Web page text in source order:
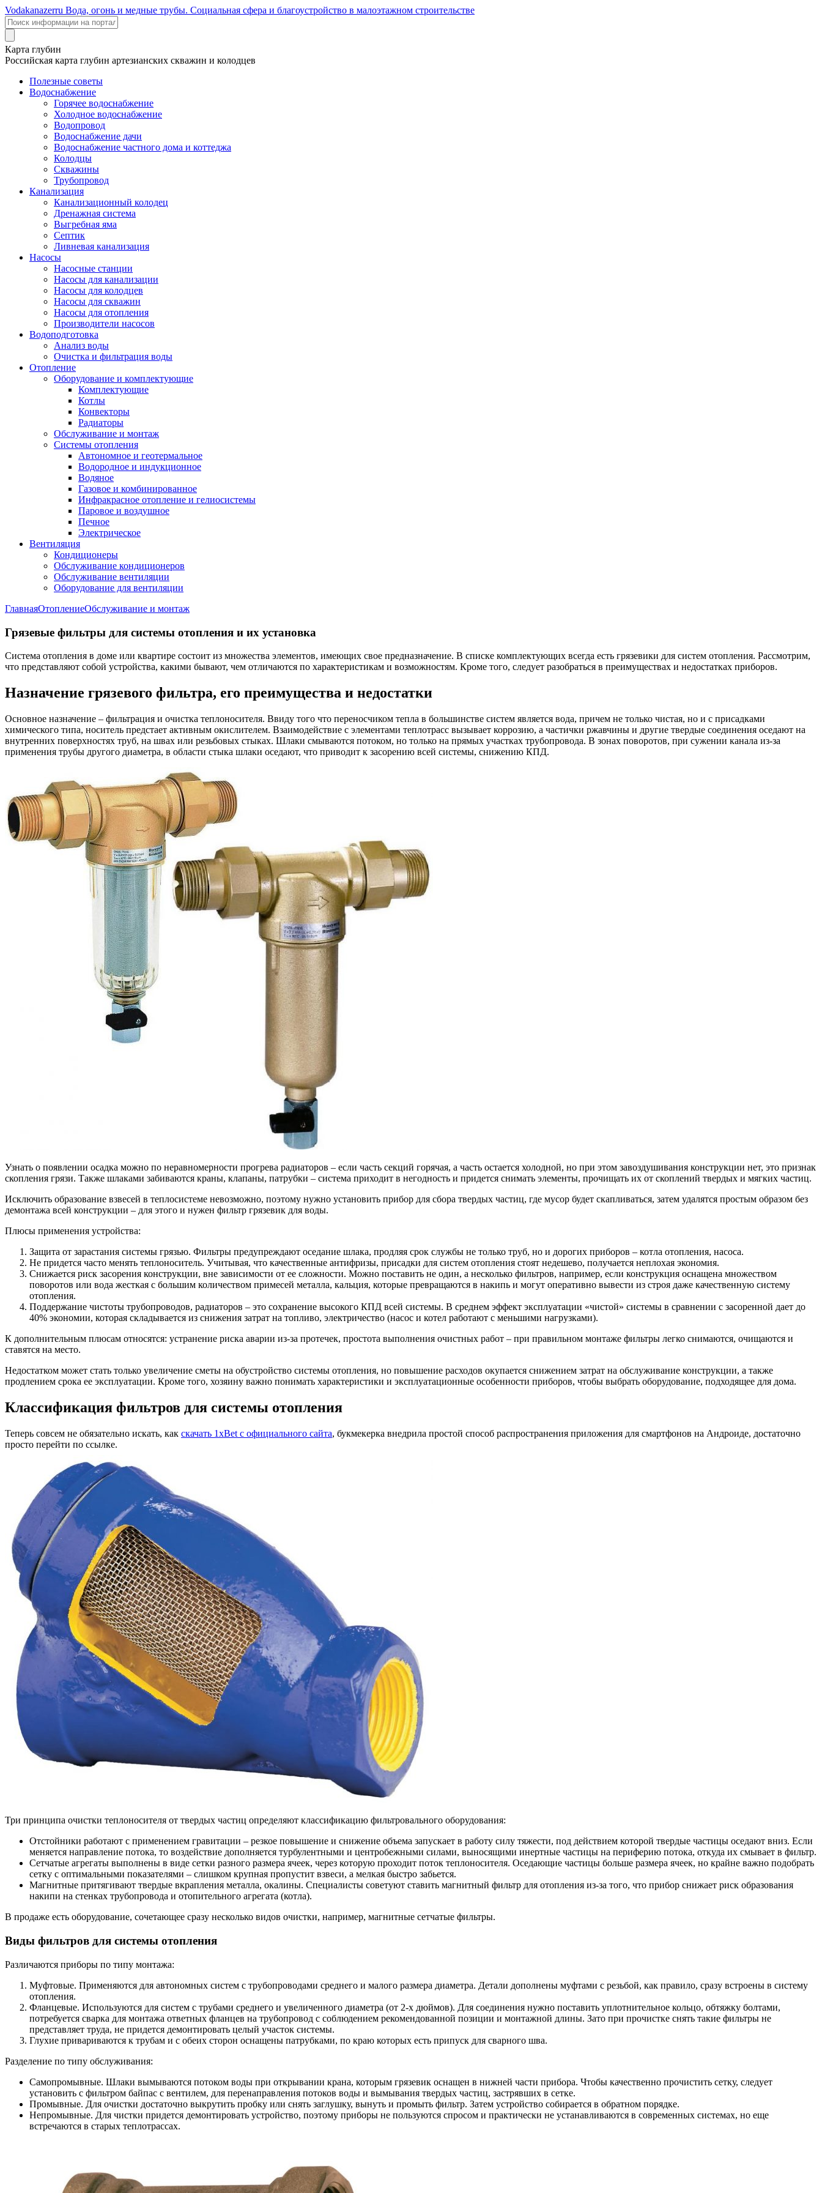
Vodakanazerru Вода, огонь и медные трубы. Социальная сфера и благоустройство в малоэтажном строительстве
Карта глубин
Российская карта глубин артезианских скважин и колодцев
Полезные советы
Водоснабжение
Горячее водоснабжение
Холодное водоснабжение
Водопровод
Водоснабжение дачи
Водоснабжение частного дома и коттеджа
Колодцы
Скважины
Трубопровод
Канализация
Канализационный колодец
Дренажная система
Выгребная яма
Септик
Ливневая канализация
Насосы
Насосные станции
Насосы для канализации
Насосы для колодцев
Насосы для скважин
Насосы для отопления
Производители насосов
Водоподготовка
Анализ воды
Очистка и фильтрация воды
Отопление
Оборудование и комплектующие
Комплектующие
Котлы
Конвекторы
Радиаторы
Обслуживание и монтаж
Системы отопления
Автономное и геотермальное
Водородное и индукционное
Водяное
Газовое и комбинированное
Инфракрасное отопление и гелиосистемы
Паровое и воздушное
Печное
Электрическое
Вентиляция
Кондиционеры
Обслуживание кондиционеров
Обслуживание вентиляции
Оборудование для вентиляции
ГлавнаяОтоплениеОбслуживание и монтаж
Грязевые фильтры для системы отопления и их установка
Система отопления в доме или квартире состоит из множества элементов, имеющих свое предназначение. В списке комплектующих всегда есть грязевики для систем отопления. Рассмотрим,
что представляют собой устройства, какими бывают, чем отличаются по характеристикам и возможностям. Кроме того, следует разобраться в преимуществах и недостатках приборов.
Назначение грязевого фильтра, его преимущества и недостатки
Основное назначение – фильтрация и очистка теплоносителя. Ввиду того что переносчиком тепла в большинстве систем является вода, причем не только чистая, но и с присадками
химического типа, носитель предстает активным окислителем. Взаимодействие с элементами теплотрасс вызывает коррозию, а частички ржавчины и другие твердые соединения оседают на
внутренних поверхностях труб, на швах или резьбовых стыках. Шлаки смываются потоком, но только на прямых участках трубопровода. В зонах поворотов, при сужении канала из-за
применения трубы другого диаметра, в области стыка шлаки оседают, что приводит к засорению всей системы, снижению КПД.
Узнать о появлении осадка можно по неравномерности прогрева радиаторов – если часть секций горячая, а часть остается холодной, но при этом завоздушивания конструкции нет, это признак
скопления грязи. Также шлаками забиваются краны, клапаны, патрубки – система приходит в негодность и придется снимать элементы, прочищать их от скоплений твердых и мягких частиц.
Исключить образование взвесей в теплосистеме невозможно, поэтому нужно установить прибор для сбора твердых частиц, где мусор будет скапливаться, затем удалятся простым образом без
демонтажа всей конструкции – для этого и нужен фильтр грязевик для воды.
Плюсы применения устройства:
Защита от зарастания системы грязью. Фильтры предупреждают оседание шлака, продляя срок службы не только труб, но и дорогих приборов – котла отопления, насоса.
Не придется часто менять теплоноситель. Учитывая, что качественные антифризы, присадки для систем отопления стоят недешево, получается неплохая экономия.
Снижается риск засорения конструкции, вне зависимости от ее сложности. Можно поставить не один, а несколько фильтров, например, если конструкция оснащена множеством
поворотов или вода жесткая с большим количеством примесей металла, кальция, которые превращаются в накипь и могут оперативно вывести из строя даже качественную систему
отопления.
Поддержание чистоты трубопроводов, радиаторов – это сохранение высокого КПД всей системы. В среднем эффект эксплуатации «чистой» системы в сравнении с засоренной дает до
40% экономии, которая складывается из снижения затрат на топливо, электричество (насос и котел работают с меньшими нагрузками).
К дополнительным плюсам относятся: устранение риска аварии из-за протечек, простота выполнения очистных работ – при правильном монтаже фильтры легко снимаются, очищаются и
ставятся на место.
Недостатком может стать только увеличение сметы на обустройство системы отопления, но повышение расходов окупается снижением затрат на обслуживание конструкции, а также
продлением срока ее эксплуатации. Кроме того, хозяину важно понимать характеристики и эксплуатационные особенности приборов, чтобы выбрать оборудование, подходящее для дома.
Классификация фильтров для системы отопления
Теперь совсем не обязательно искать, как скачать 1xBet с официального сайта, букмекерка внедрила простой способ распространения приложения для смартфонов на Андроиде, достаточно
просто перейти по ссылке.
Три принципа очистки теплоносителя от твердых частиц определяют классификацию фильтровального оборудования:
Отстойники работают с применением гравитации – резкое повышение и снижение объема запускает в работу силу тяжести, под действием которой твердые частицы оседают вниз. Если
меняется направление потока, то воздействие дополняется турбулентными и центробежными силами, выносящими инертные частицы на периферию потока, откуда их смывает в фильтр.
Сетчатые агрегаты выполнены в виде сетки разного размера ячеек, через которую проходит поток теплоносителя. Оседающие частицы больше размера ячеек, но крайне важно подобрать
сетку с оптимальными показателями – слишком крупная пропустит взвеси, а мелкая быстро забьется.
Магнитные притягивают твердые вкрапления металла, окалины. Специалисты советуют ставить магнитный фильтр для отопления из-за того, что прибор снижает риск образования
накипи на стенках трубопровода и отопительного агрегата (котла).
В продаже есть оборудование, сочетающее сразу несколько видов очистки, например, магнитные сетчатые фильтры.
Виды фильтров для системы отопления
Различаются приборы по типу монтажа:
Муфтовые. Применяются для автономных систем с трубопроводами среднего и малого размера диаметра. Детали дополнены муфтами с резьбой, как правило, сразу встроены в систему
отопления.
Фланцевые. Используются для систем с трубами среднего и увеличенного диаметра (от 2-х дюймов). Для соединения нужно поставить уплотнительное кольцо, обтяжку болтами,
потребуется сварка для монтажа ответных фланцев на трубопровод с соблюдением рекомендованной позиции и монтажной длины. Зато при прочистке снять такие фильтры не
представляет труда, не придется демонтировать целый участок системы.
Глухие привариваются к трубам и с обеих сторон оснащены патрубками, по краю которых есть припуск для сварного шва.
Разделение по типу обслуживания:
Самопромывные. Шлаки вымываются потоком воды при открывании крана, которым грязевик оснащен в нижней части прибора. Чтобы качественно прочистить сетку, следует
установить с фильтром байпас с вентилем, для перенаправления потоков воды и вымывания твердых частиц, застрявших в сетке.
Промывные. Для очистки достаточно выкрутить пробку или снять заглушку, вынуть и промыть фильтр. Затем устройство собирается в обратном порядке.
Непромывные. Для чистки придется демонтировать устройство, поэтому приборы не пользуются спросом и практически не устанавливаются в современных системах, но еще
встречаются в старых теплотрассах.